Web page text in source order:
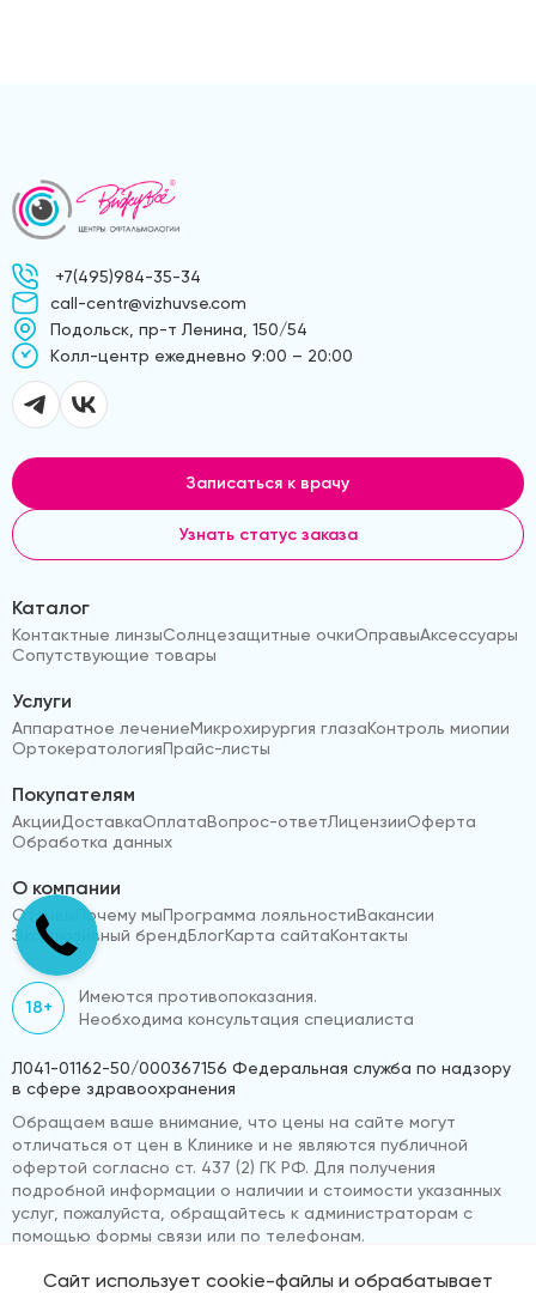
+7(495)984-35-34
call-centr@vizhuvse.com
Подольск, пр-т Ленина, 150/54
Kолл-центр ежедневно 9:00 – 20:00
Записаться к врачу
Узнать статус заказа
Каталог
Контактные линзыСолнцезащитные очкиОправыАксессуары
Сопутствующие товары
Услуги
Аппаратное лечениеМикрохирургия глазаКонтроль миопии
ОртокератологияПрайс-листы
Покупателям
АкцииДоставкаОплатаВопрос-ответЛицензииОферта
Обработка данных
О компании
Отзывы Почему мыПрограмма лояльностиВакансии
Эксклюзивный брендБлогКарта сайтаКонтакты
18+
Имеются противопоказания.
Необходима консультация специалиста
Л041-01162-50/000367156 Федеральная служба по надзору
в сфере здравоохранения
Обращаем ваше внимание, что цены на сайте могут
отличаться от цен в Клинике и не являются публичной
офертой согласно ст. 437 (2) ГК РФ. Для получения
подробной информации о наличии и стоимости указанных
услуг, пожалуйста, обращайтесь к администраторам с
помощью формы связи или по телефонам.
Сайт использует cookie-файлы и обрабатывает